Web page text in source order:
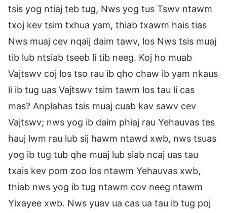
tsis yog ntiaj teb tug, Nws yog tus Tswv ntawm
txoj kev tsim txhua yam, thiab txawm hais tias
Nws muaj cev nqaij daim tawv, los Nws tsis muaj
tib lub ntsiab tseeb li tib neeg. Koj ho muab
Vajtswv coj los tso rau ib qho chaw ib yam nkaus
li ib tug uas Vajtswv tsim tawm los tau li cas
mas? Anplahas tsis muaj cuab kav sawv cev
Vajtswv; nws yog ib daim phiaj rau Yehauvas tes
hauj lwm rau lub sij hawm ntawd xwb, nws tsuas
yog ib tug tub qhe muaj lub siab ncaj uas tau
txais kev pom zoo los ntawm Yehauvas xwb,
thiab nws yog ib tug ntawm cov neeg ntawm
Yixayee xwb. Nws yuav ua cas ua tau ib tug poj